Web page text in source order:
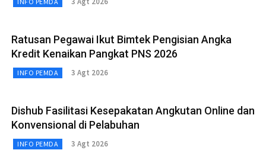
Ratusan Pegawai Ikut Bimtek Pengisian Angka
Kredit Kenaikan Pangkat PNS 2026
INFO PEMDA 3 Agt 2026
Dishub Fasilitasi Kesepakatan Angkutan Online dan
Konvensional di Pelabuhan
INFO PEMDA 3 Agt 2026